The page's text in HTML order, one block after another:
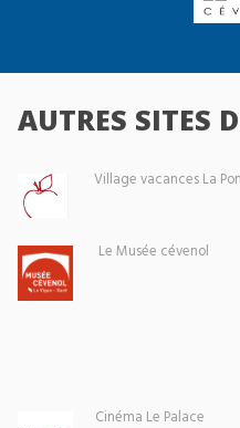
AUTRES SITES
Village vacances La
Le Musée cévenol
Cinéma Le Palace